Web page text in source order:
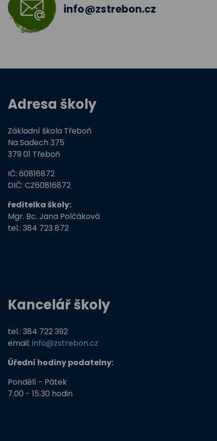
info@zstrebon.cz
Adresa školy
Základní škola Třeboň
Na Sadech 375
379 01 Třeboň
IČ: 60816872
DIČ: CZ60816872
ředitelka školy:
Mgr. Bc. Jana Polčáková
tel.: 384 723 872
Kancelář školy
tel.: 384 722 392
email: info@zstrebon.cz
Úřední hodiny podatelny:
Pondělí - Pátek
7.00 - 15.30 hodin